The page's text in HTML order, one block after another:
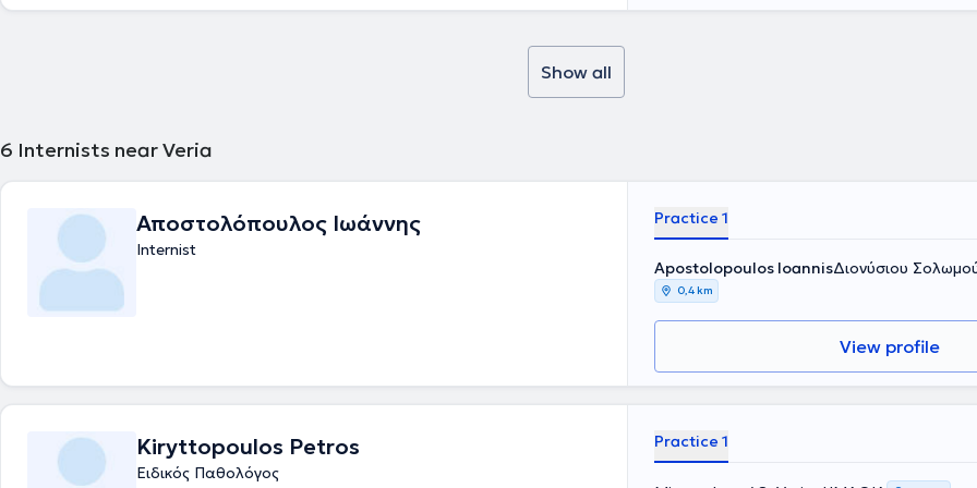
Παθολογίας για πέντε έτη, από το 1996 έως το 2001, αρχικά στη Παθολογική Κλινική
του 424 Γενικού Στρατιωτικού Νοσοκομείου Εκπαιδεύσεως και στη συνέχεια στην Α’
Παθολογική Κλινική του Νομαρχιακού Γενικού Νοσοκομείου Θεσσαλονίκης "Άγιος
Δημήτριος", με εκπαίδευση και στη Μονάδα Περιτοναϊκής Κάθαρσης. Ταυτόχρονα
εκπαιδεύσεις στην Καρδιολογία και την Εντατική Θεραπεία. Πέτυχε στις εξετάσεις
ειδικότητας Παθολογίας τον Ιούνιο του 2001 και έλαβε τον τίτλο της ειδικότητας του
Ειδικού Παθολόγου τον Αύγουστο του 2001. Έχει εργαστεί ως Επιμελητής στην
πλήρη συμμετοχή στο κλινικό, εκπαιδευτικό και ερευνητικό έργο της κλινικής. Έχει
εξειδικευτεί στον σακχαρώδη διαβήτη στο Διαβητολογικό Κέντρο της Β΄
Προπαιδευτικής Παθολογικής Κλινικής του Γενικού Νοσοκομείου Θεσσαλονίκης
"Ιπποκράτειο", εξειδίκευση που αναγνωρίστηκε από την Διεύθυνση Δημόσιας
γνωμοδότηση της Γνωμοδοτικής Επιτροπής για το Σακχαρώδη Διαβήτη. Από το
συμμετέχοντας ενεργά σε ελληνικά και διεθνή συνέδρια. Τέλος, είναι μέλος της
Ελληνικής Διαβητολογικής Εταιρίας (ΕΔΕ) και της Ελληνικής Εταιρίας Μελέτης και
Εκπαίδευσης για τον Σακχαρώδη Διαβήτη (ΕΛΕΜΕΔ).
Show all
6 Internists near Veria
Αποστολόπουλος Ιωάννης
Internist
Practice 1
Apostolopoulos IoannisΔιονύσιου
0,4 km
View profile
Kiryttopoulos Petros
Ειδικός Παθολόγος
Practice 1